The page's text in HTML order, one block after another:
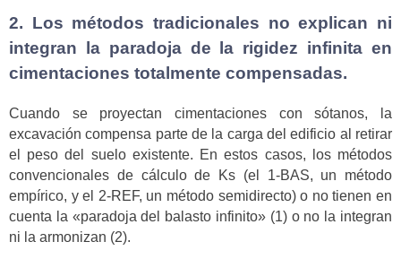
2. Los métodos tradicionales no explican ni
integran la paradoja de la rigidez infinita en
cimentaciones totalmente compensadas.
Cuando se proyectan cimentaciones con sótanos, la
excavación compensa parte de la carga del edificio al retirar
el peso del suelo existente. En estos casos, los métodos
convencionales de cálculo de Ks (el 1-BAS, un método
empírico, y el 2-REF, un método semidirecto) o no tienen en
cuenta la «paradoja del balasto infinito» (1) o no la integran
ni la armonizan (2).